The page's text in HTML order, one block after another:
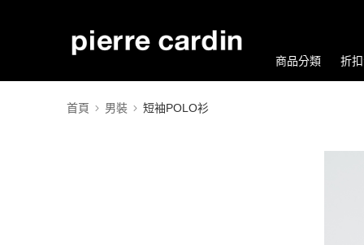
商品分類 折
首頁 男裝 短袖POLO衫